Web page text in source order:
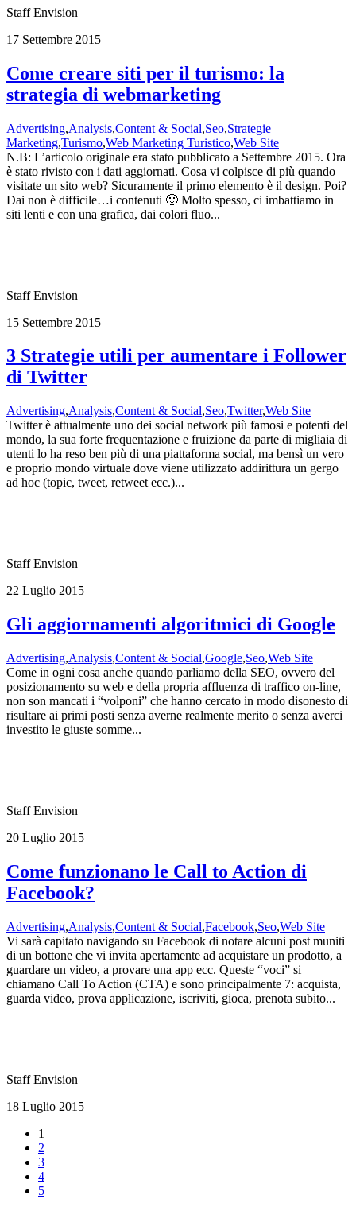
Staff Envision
17 Settembre 2015
Come creare siti per il turismo: la
strategia di webmarketing
Advertising,Analysis,Content & Social,Seo,Strategie
Marketing,Turismo,Web Marketing Turistico,Web Site
N.B: L’articolo originale era stato pubblicato a Settembre 2015. Ora
è stato rivisto con i dati aggiornati. Cosa vi colpisce di più quando
visitate un sito web? Sicuramente il primo elemento è il design. Poi?
Dai non è difficile…i contenuti 🙂 Molto spesso, ci imbattiamo in
siti lenti e con una grafica, dai colori fluo...
Staff Envision
15 Settembre 2015
3 Strategie utili per aumentare i Follower
di Twitter
Advertising,Analysis,Content & Social,Seo,Twitter,Web Site
Twitter è attualmente uno dei social network più famosi e potenti del
mondo, la sua forte frequentazione e fruizione da parte di migliaia di
utenti lo ha reso ben più di una piattaforma social, ma bensì un vero
e proprio mondo virtuale dove viene utilizzato addirittura un gergo
ad hoc (topic, tweet, retweet ecc.)...
Staff Envision
22 Luglio 2015
Gli aggiornamenti algoritmici di Google
Advertising,Analysis,Content & Social,Google,Seo,Web Site
Come in ogni cosa anche quando parliamo della SEO, ovvero del
posizionamento su web e della propria affluenza di traffico on-line,
non son mancati i “volponi” che hanno cercato in modo disonesto di
risultare ai primi posti senza averne realmente merito o senza averci
investito le giuste somme...
Staff Envision
20 Luglio 2015
Come funzionano le Call to Action di
Facebook?
Advertising,Analysis,Content & Social,Facebook,Seo,Web Site
Vi sarà capitato navigando su Facebook di notare alcuni post muniti
di un bottone che vi invita apertamente ad acquistare un prodotto, a
guardare un video, a provare una app ecc. Queste “voci” si
chiamano Call To Action (CTA) e sono principalmente 7: acquista,
guarda video, prova applicazione, iscriviti, gioca, prenota subito...
Staff Envision
18 Luglio 2015
1
2
3
4
5